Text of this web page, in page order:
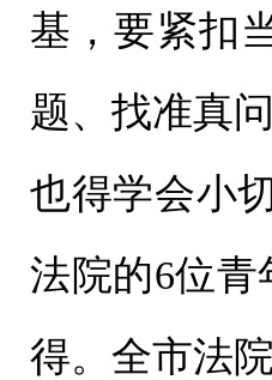
基，要紧扣
题、找准真
也得学会小
法院的6位
得。全市法